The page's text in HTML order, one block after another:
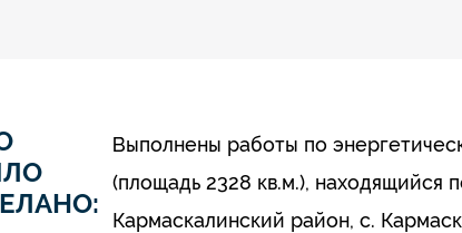
Выполнены работы по
(площадь 2328 кв.м.), находящийся
Кармаскалинский район, с.